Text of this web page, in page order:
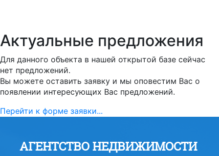
Актуальные предложения
Для данного объекта в нашей открытой базе сейчас
нет предложений.
Вы можете оставить заявку и мы оповестим Вас о
появлении интересующих Вас предложений.
Перейти к форме заявки...
АГЕНТСТВО НЕДВИЖИМОСТИ